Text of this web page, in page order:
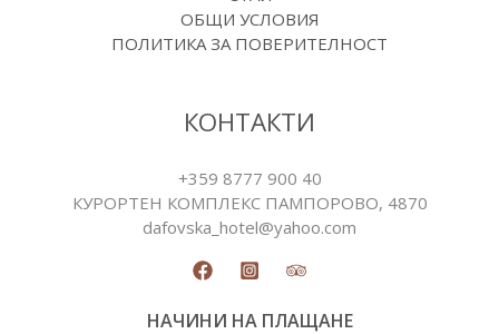
ОБЩИ УСЛОВИЯ
ПОЛИТИКА ЗА ПОВЕРИТЕЛНОСТ
КОНТАКТИ
+359 8777 900 40
КУРОРТЕН КОМПЛЕКС ПАМПОРОВO, 4870
dafovska_hotel@yahoo.com
НАЧИНИ НА ПЛАЩАНЕ